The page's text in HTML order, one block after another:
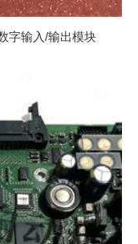
字输入/输出模块